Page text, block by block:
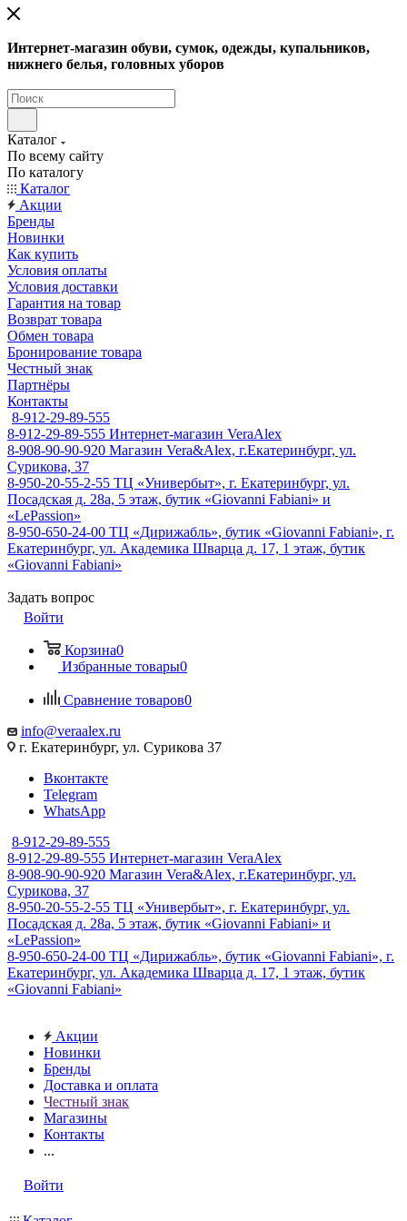
Интернет-магазин обуви, сумок, одежды, купальников,
нижнего белья, головных уборов
Каталог
По всему сайту
По каталогу
Каталог
Акции
Бренды
Новинки
Как купить
Условия оплаты
Условия доставки
Гарантия на товар
Возврат товара
Обмен товара
Бронирование товара
Честный знак
Партнёры
Контакты
8-912-29-89-555
8-912-29-89-555 Интернет-магазин VeraAlex
8-908-90-90-920 Магазин Vera&Alex, г.Екатеринбург, ул.
Сурикова, 37
8-950-20-55-2-55 ТЦ «Универбыт», г. Екатеринбург, ул.
Посадская д. 28а, 5 этаж, бутик «Giovanni Fabiani» и
«LePassion»
8-950-650-24-00 ТЦ «Дирижабль», бутик «Giovanni Fabiani», г.
Екатеринбург, ул. Академика Шварца д. 17, 1 этаж, бутик
«Giovanni Fabiani»
Задать вопрос
Войти
Корзина0
Избранные товары0
Сравнение товаров0
info@veraalex.ru
г. Екатеринбург, ул. Сурикова 37
Вконтакте
Telegram
WhatsApp
8-912-29-89-555
8-912-29-89-555 Интернет-магазин VeraAlex
8-908-90-90-920 Магазин Vera&Alex, г.Екатеринбург, ул.
Сурикова, 37
8-950-20-55-2-55 ТЦ «Универбыт», г. Екатеринбург, ул.
Посадская д. 28а, 5 этаж, бутик «Giovanni Fabiani» и
«LePassion»
8-950-650-24-00 ТЦ «Дирижабль», бутик «Giovanni Fabiani», г.
Екатеринбург, ул. Академика Шварца д. 17, 1 этаж, бутик
«Giovanni Fabiani»
Акции
Новинки
Бренды
Доставка и оплата
Честный знак
Магазины
Контакты
...
Войти